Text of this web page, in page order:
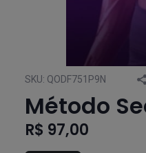
SKU: QODF751P9N
Método
R$ 97,00